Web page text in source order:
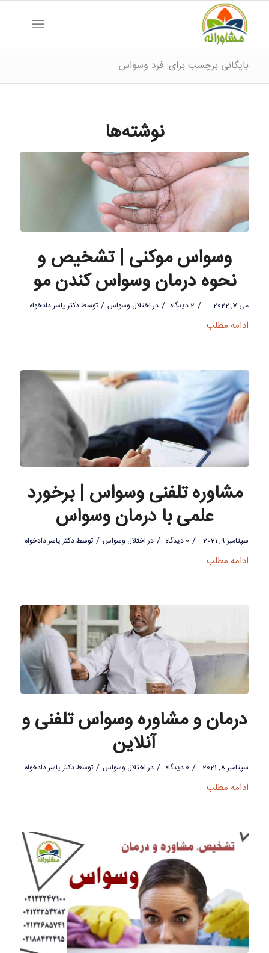
بایگانی برچسب برای: فرد وسواس
نوشته‌ها
وسواس موکنی | تشخیص و
نحوه درمان وسواس کندن مو
می 7, 2022 / 2 دیدگاه / دراختلال وسواس / توسطدکتر یاسر دادخواه
ادامه مطلب
مشاوره تلفنی وسواس | برخورد
علمی با درمان وسواس
سپتامبر 9, 2021 / 0 دیدگاه / دراختلال وسواس / توسطدکتر یاسر دادخواه
ادامه مطلب
درمان و مشاوره وسواس تلفنی و
آنلاین
سپتامبر 8, 2021 / 0 دیدگاه / در اختلال وسواس / توسطدکتر یاسر دادخواه
ادامه مطلب